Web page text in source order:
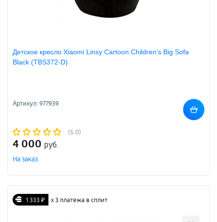
Детское кресло Xiaomi Linsy Cartoon Children's Big Sofa
Black (TBS372-D)
Артикул: 977939
(5.0)
4 000 руб.
На заказ
1 333 ₽ х 3 платежа в сплит